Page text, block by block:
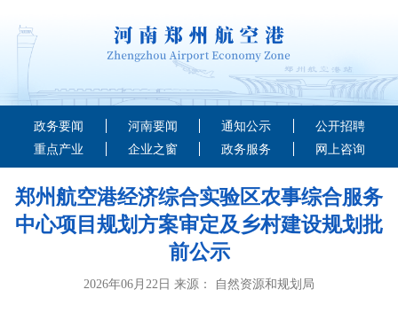
政务要闻 河南要闻 通知公示
公开招聘
重点产业
企业之窗 政务服务 网上咨询
郑州航空港经济综合实验区农事综合服务
中心项目规划方案审定及乡村建设规划批
前公示
2026年06月22日 来源： 自然资源和规划局